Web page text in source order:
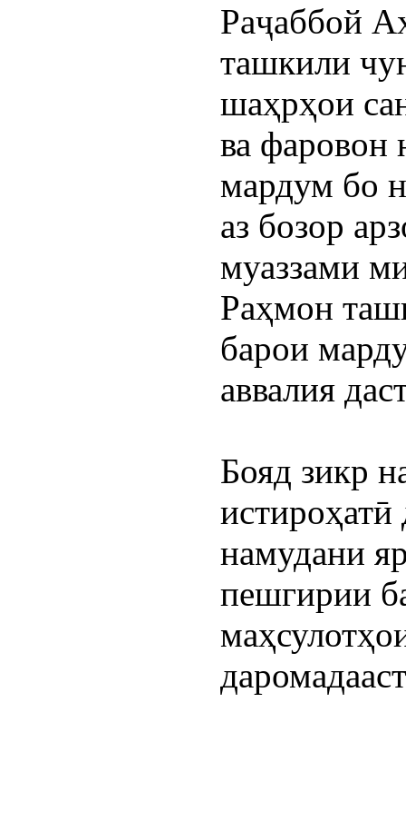
Раҷаббой
ташкили
шаҳрҳои
ва фаровон
мардум бо
аз бозор
муаззами
Раҳмон
барои
аввалия
Бояд зикр
намудани
пешгирии